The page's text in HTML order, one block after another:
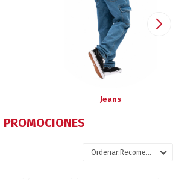
Jeans
PROMOCIONES
Recomendados